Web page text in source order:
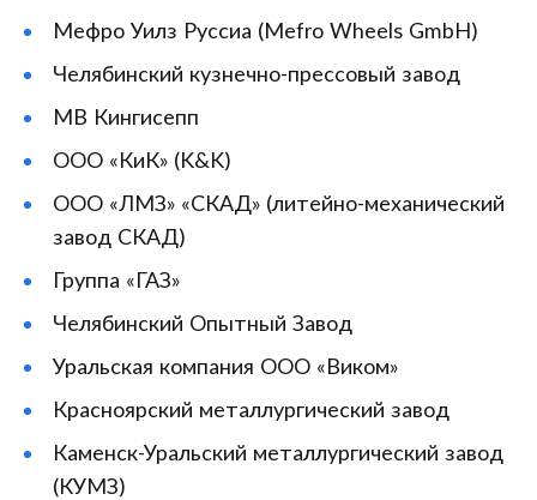
Мефро Уилз Руссиа (Mefro Wheels GmbH)
Челябинский кузнечно-прессовый завод
МВ Кингисепп
ООО «КиК» (K&K)
ООО «ЛМЗ» «СКАД» (литейно-механический
завод СКАД)
Группа «ГАЗ»
Челябинский Опытный Завод
Уральская компания ООО «Виком»
Красноярский металлургический завод
Каменск-Уральский металлургический завод
(КУМЗ)